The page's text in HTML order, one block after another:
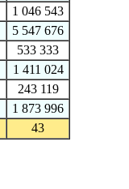
1 046 543
5 547 676
533 333
1 411 024
243 119
1 873 996
43